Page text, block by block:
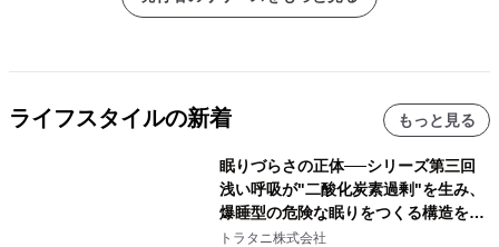
ライフスタイルの新着 もっと見る
眠りづらさの正体──シリーズ第三回
浅い呼吸が"二酸化炭素過剰"を生み、
爆睡型の危険な眠りをつくる構造を解
説
トラタニ株式会社